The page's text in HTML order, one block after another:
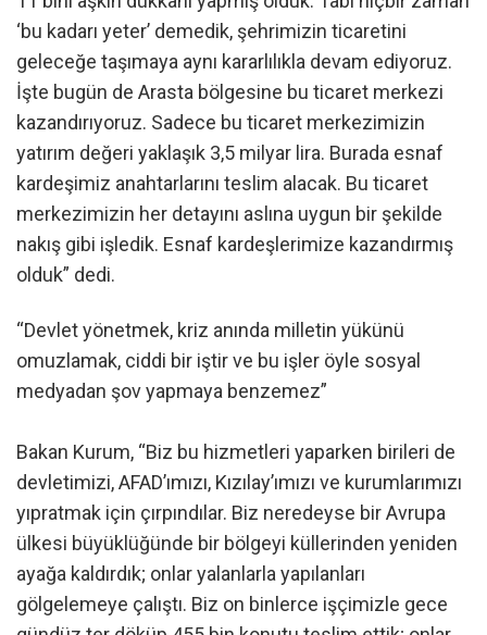
‘bu kadarı yeter’ demedik, şehrimizin ticaretini
geleceğe taşımaya aynı kararlılıkla devam ediyoruz.
İşte bugün de Arasta bölgesine bu ticaret merkezi
kazandırıyoruz. Sadece bu ticaret merkezimizin
yatırım değeri yaklaşık 3,5 milyar lira. Burada esnaf
kardeşimiz anahtarlarını teslim alacak. Bu ticaret
merkezimizin her detayını aslına uygun bir şekilde
nakış gibi işledik. Esnaf kardeşlerimize kazandırmış
olduk” dedi.
“Devlet yönetmek, kriz anında milletin yükünü
omuzlamak, ciddi bir iştir ve bu işler öyle sosyal
medyadan şov yapmaya benzemez”
Bakan Kurum, “Biz bu hizmetleri yaparken birileri de
devletimizi, AFAD’ımızı, Kızılay’ımızı ve kurumlarımızı
yıpratmak için çırpındılar. Biz neredeyse bir Avrupa
ülkesi büyüklüğünde bir bölgeyi küllerinden yeniden
ayağa kaldırdık; onlar yalanlarla yapılanları
gölgelemeye çalıştı. Biz on binlerce işçimizle gece